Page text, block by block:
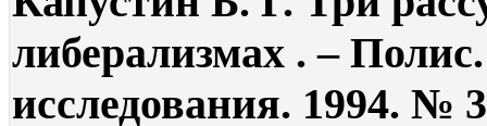
либерализмах . –
исследования. 1994. №